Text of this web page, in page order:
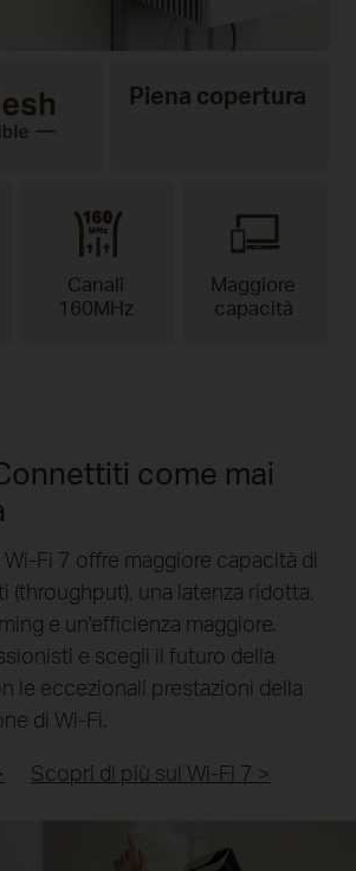
Piena copertura
Canali
160MHz
Maggiore
capacità
come mai
Wi-Fi 7 offre maggiore capacità di
(throughput), una latenza ridotta,
e un'efficienza maggiore.
e scegli il futuro della
le eccezionali prestazioni della
di Wi-Fi.
Scopri di più sul Wi-Fi 7 >